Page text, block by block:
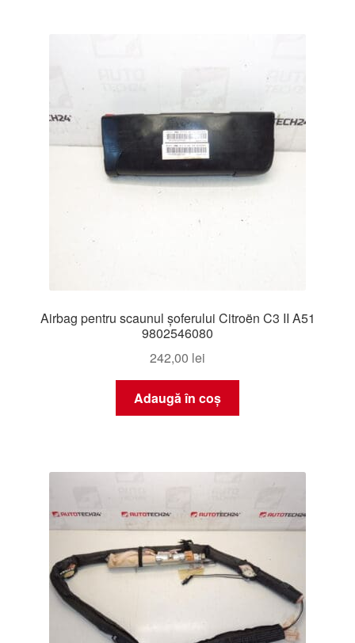
Airbag pentru scaunul șoferului Citroën C3 II A51
9802546080
242,00 lei
Adaugă în coș